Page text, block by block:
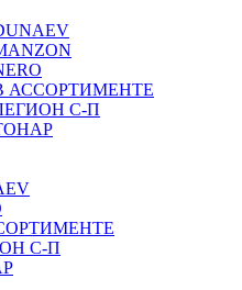
АССОРТИМЕНТЕ
С-П
С-П